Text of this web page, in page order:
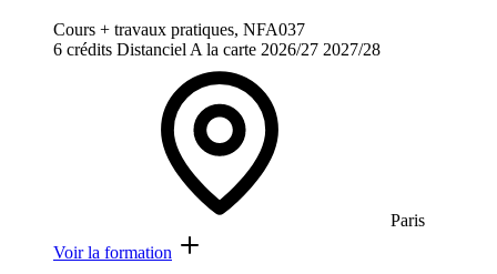
Cours + travaux pratiques, NFA037
6 crédits Distanciel A la carte 2026/27 2027/28
Paris
Voir la formation